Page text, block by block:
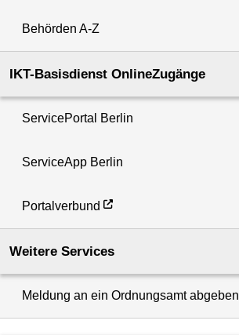
Behörden A-Z
IKT-Basisdienst OnlineZugänge
ServicePortal Berlin
ServiceApp Berlin
Portalverbund
Weitere Services
Meldung an ein Ordnungsamt abgeben